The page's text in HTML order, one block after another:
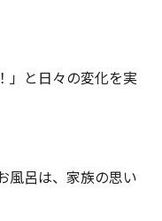
と日々の変化を実
呂は、家族の思い